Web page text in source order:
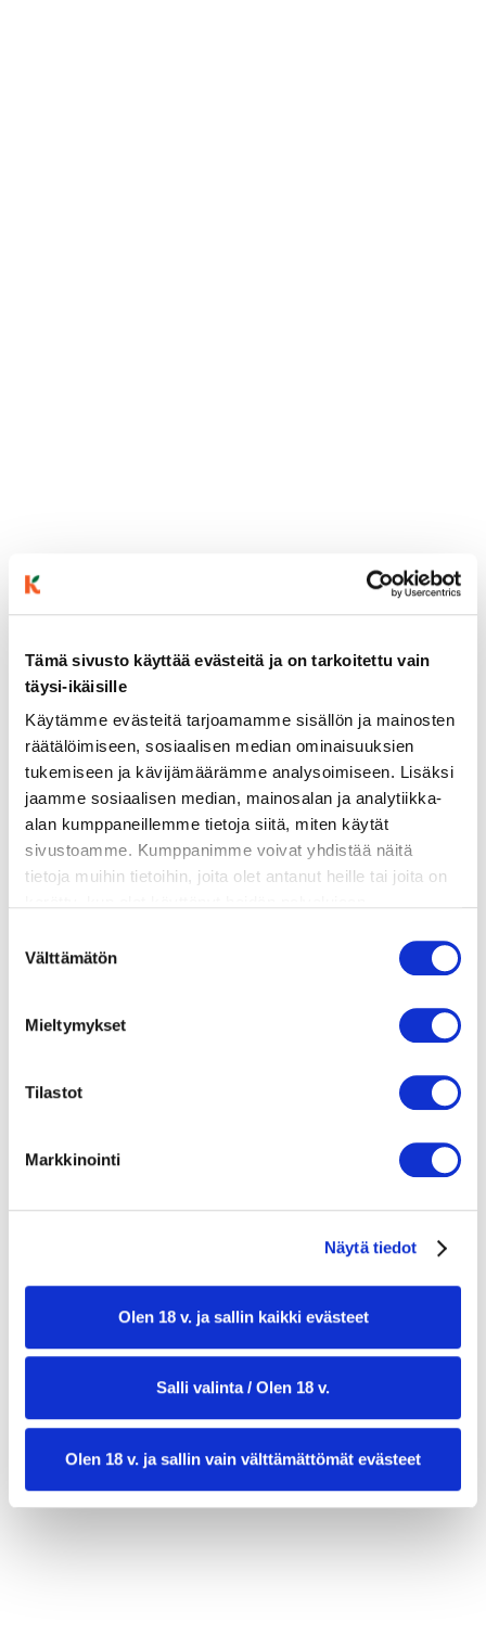
Tämä sivusto käyttää evästeitä ja on tarkoitettu vain
täysi-ikäisille
Käytämme evästeitä tarjoamamme sisällön ja mainosten
räätälöimiseen, sosiaalisen median ominaisuuksien
tukemiseen ja kävijämäärämme analysoimiseen. Lisäksi
jaamme sosiaalisen median, mainosalan ja analytiikka-
alan kumppaneillemme tietoja siitä, miten käytät
sivustoamme. Kumppanimme voivat yhdistää näitä
tietoja muihin tietoihin, joita olet antanut heille tai joita on
tai vanhempi. Vahvista ikäsi käyttääksesi sivustoa.
valinta
Välttämätön
Mieltymykset
Tilastot
Markkinointi
Näytä tiedot
Olen 18 v. ja sallin kaikki evästeet
Salli valinta / Olen 18 v.
Olen 18 v. ja sallin vain välttämättömät evästeet
ainekset
valmistusohje
lisätietoja
250 g halloumia
200 g kirsikkatomaatteja tai 2 isompaa
2 kourallista rucolaa tai salaattisekoitusta
(valinnainen)
Kastikkeeseen:
3 rkl oliiviöljyä + lisää grillaukseen
1 rkl tuoretta sitruunamehua
1 tl hunajaa tai vaahterasiirappia